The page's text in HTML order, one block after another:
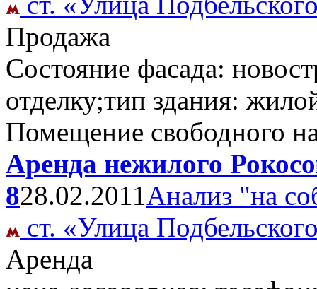
Продажа
Состояние фасада:
отделку;тип здания:
Помещение свободного
Аренда нежилого
828.02.2011Анализ "на
ст. «Улица
Аренда